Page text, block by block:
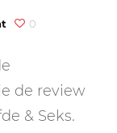
on
van
Liefde
Seks
0
de review
& Seks.